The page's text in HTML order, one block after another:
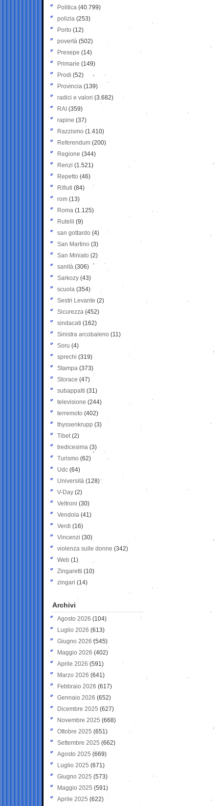
Politica (40.799)
polizia (253)
Porto (12)
povertà (502)
Presepe (14)
Primarie (149)
Prodi (52)
Provincia (139)
radici e valori (3.682)
RAI (359)
rapine (37)
Razzismo (1.410)
Referendum (200)
Regione (344)
Renzi (1.521)
Repetto (46)
Rifiuti (84)
rom (13)
Roma (1.125)
Rutelli (9)
san gottardo (4)
San Martino (3)
San Miniato (2)
sanità (306)
Sarkozy (43)
scuola (354)
Sestri Levante (2)
Sicurezza (452)
sindacati (162)
Sinistra arcobaleno (11)
Soru (4)
sprechi (319)
Stampa (373)
Storace (47)
subappalti (31)
televisione(244)
terremoto (402)
thyssenkrupp (3)
Tibet(2)
tredicesima (3)
Turismo (62)
Udc (64)
Università (128)
V-Day (2)
Veltroni (30)
Vendola (41)
Verdi (16)
Vincenzi (30)
violenza sulle donne (342)
Web (1)
Zingaretti (10)
zingari (14)
Archivi
Agosto 2026 (104)
Luglio 2026 (613)
Giugno 2026 (545)
Maggio 2026 (402)
Aprile 2026 (591)
Marzo 2026 (641)
Febbraio 2026 (617)
Gennaio 2026 (652)
Dicembre 2025 (627)
Novembre 2025 (668)
Ottobre 2025 (651)
Settembre 2025 (662)
Agosto 2025 (669)
Luglio 2025 (671)
Giugno 2025 (573)
Maggio 2025 (591)
Aprile 2025 (622)